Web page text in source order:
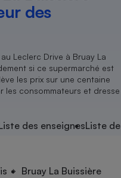
des
Leclerc Drive à Bruay La
si ce supermarché est
les prix sur une centaine
les consommateurs et dresse
des enseignesListe
Bruay La Buissière
Agriculture
Produit alimentaire
Achat - Vente - Location
Carburant
Magasin - Grande surface
Marketing - Fidélisation
Système judiciaire
Air
Eau
Achat - Vente - Travaux
Location
Sport
Vacances - Tourisme
électrique
Démarche administrative
Senior
Service marchand
Transport aérien
Ensemble